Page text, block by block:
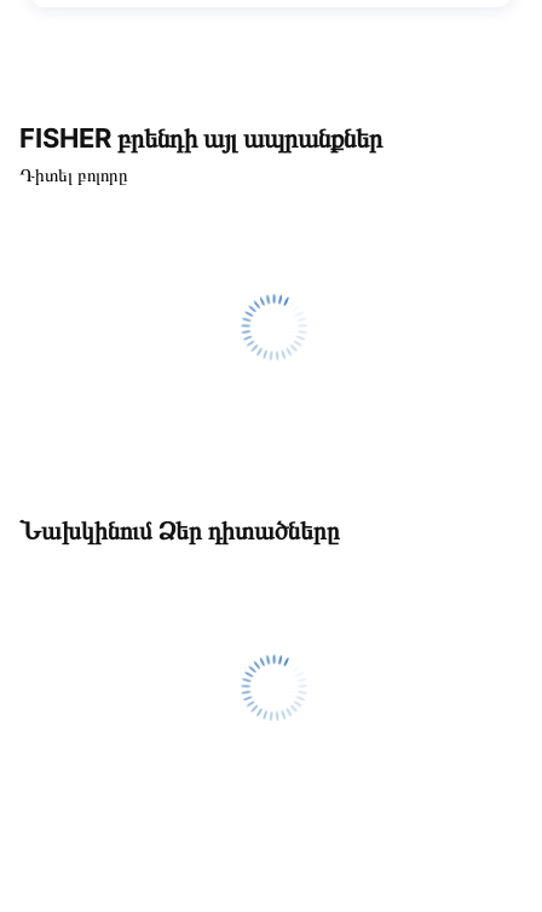
FISHER բրենդի այլ ապրանքներ
Դիտել բոլորը
Նախկինում Ձեր դիտածները